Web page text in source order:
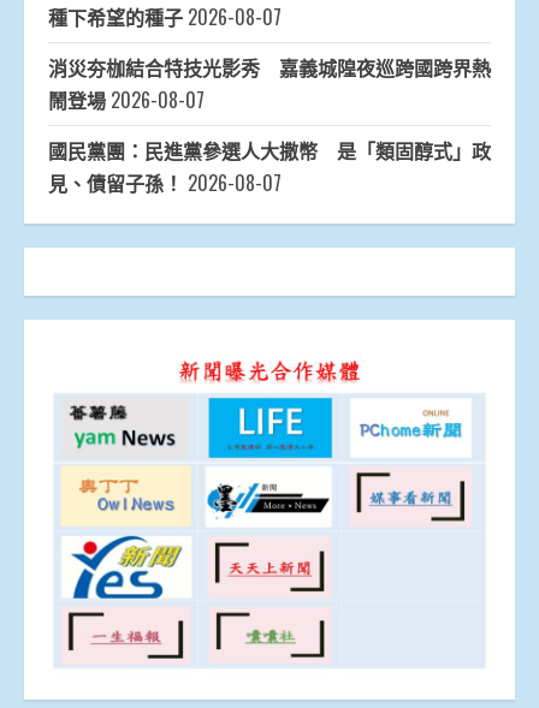
種下希望的種子 2026-08-07
消災夯枷結合特技光影秀 嘉義城隍夜巡跨國跨界熱
鬧登場 2026-08-07
國民黨團：民進黨參選人大撒幣 是「類固醇式」政
見、債留子孫！ 2026-08-07